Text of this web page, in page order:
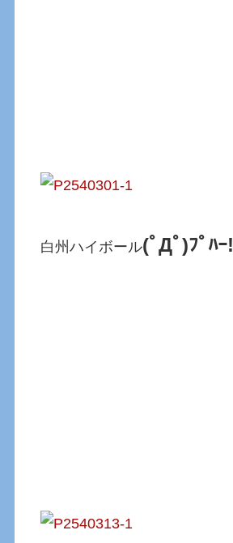
白州ハイボール(ﾟДﾟ)ﾌﾟﾊｰ!